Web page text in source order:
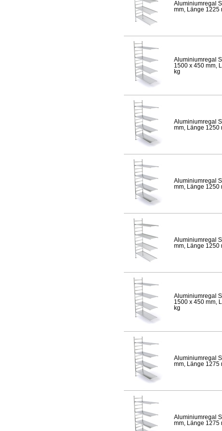
Aluminiumregal
mm, Länge 1225
Aluminiumregal
1500 x 450 mm,
kg
Aluminiumregal
mm, Länge 1250
Aluminiumregal
mm, Länge 1250
Aluminiumregal
mm, Länge 1250
Aluminiumregal
1500 x 450 mm,
kg
Aluminiumregal
mm, Länge 1275
Aluminiumregal
mm, Länge 1275